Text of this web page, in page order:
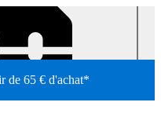
de 65 € d'achat*